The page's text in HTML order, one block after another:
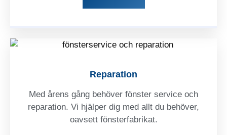
Reparation
Med årens gång behöver fönster service och
reparation. Vi hjälper dig med allt du behöver,
oavsett fönsterfabrikat.